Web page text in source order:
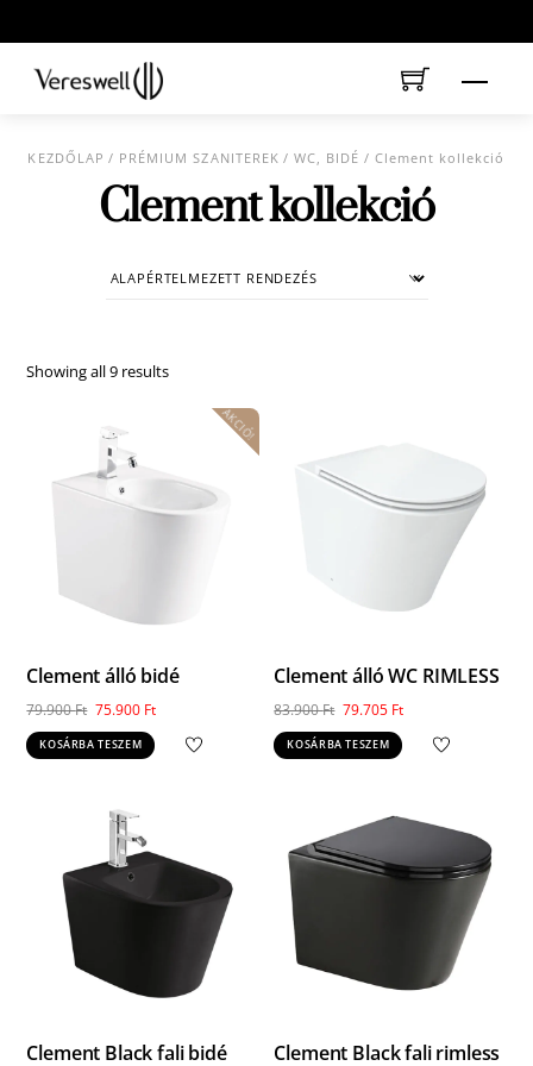
to
content
Menu
KEZDŐLAP / PRÉMIUM SZANITEREK /WC, BIDÉ / Clement kollekció
Clement kollekció
Showing all 9 results
AKCIÓ!
Clement álló bidé
79.900Ft Original
price
was:
75.900 FtCurrent
price
KOSÁRBA TESZEM
Clement álló WC RIMLESS
83.900Ft Original
price
was:
79.705 FtCurrent
price
KOSÁRBA TESZEM
Clement Black fali bidé
Clement Black fali rimless